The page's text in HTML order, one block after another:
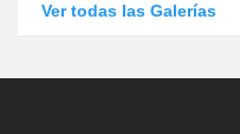
Ver todas las Galerías